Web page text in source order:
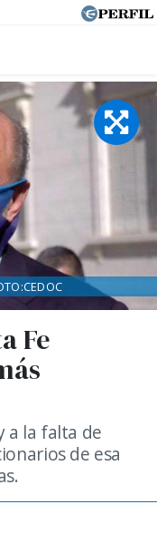
Fe
a la falta de
de esa